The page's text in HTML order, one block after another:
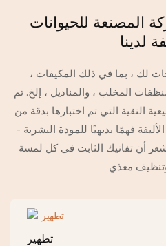
المصنعة للحيوانات
لدينا
لك ، بما في ذلك المكيفات ،
المخلب ، والمناديل ، إلخ. تم
النقية التي تم اختبارها بدقة من
فهمًا بديهيًا للمودة البشرية -
تشعر أن تفانيك الثابت في كل لمسة
تطهير